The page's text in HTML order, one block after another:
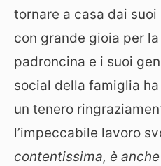
tornare a casa dai
con grande gioia per
padroncina e i suoi
social della famiglia
un tenero
l’impeccabile lavoro
contentissima, è